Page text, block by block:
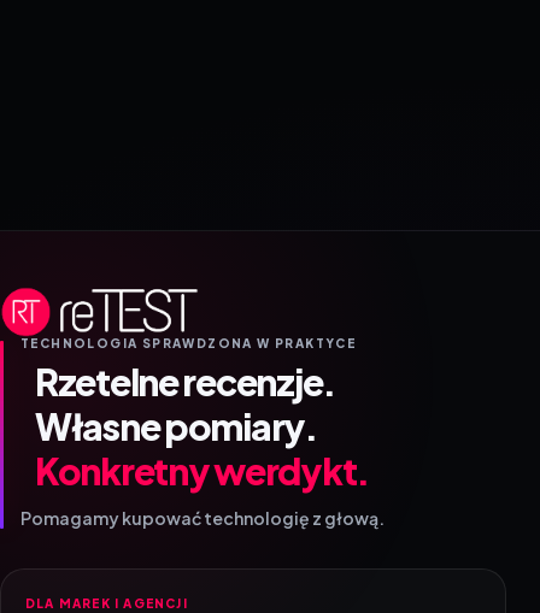
TECHNOLOGIA SPRAWDZONA W PRAKTYCE
Rzetelne recenzje.
Własne pomiary.
Konkretny werdykt.
Pomagamy kupować technologię z głową.
DLA MAREK I AGENCJI